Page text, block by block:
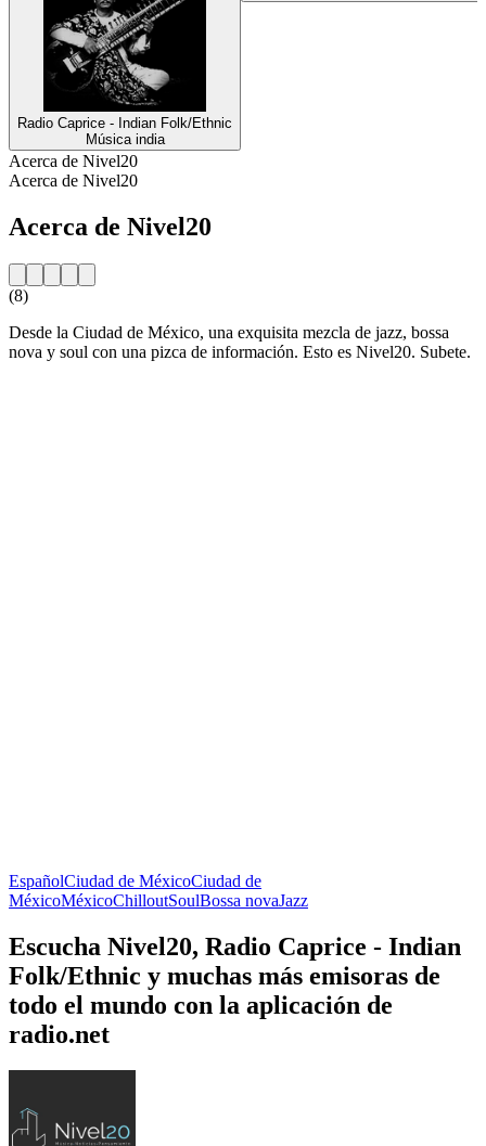
Radio Caprice - Indian Folk/Ethnic
Música india
Acerca de Nivel20
Acerca de Nivel20
Acerca de Nivel20
(8)
Desde la Ciudad de México, una exquisita mezcla de jazz, bossa
nova y soul con una pizca de información. Esto es Nivel20. Subete.
EspañolCiudad de MéxicoCiudad de
MéxicoMéxicoChilloutSoulBossa novaJazz
Escucha Nivel20, Radio Caprice - Indian
Folk/Ethnic y muchas más emisoras de
todo el mundo con la aplicación de
radio.net